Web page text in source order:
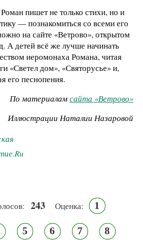
пишет не только стихи, но и
— познакомиться со всеми его
на сайте «Ветрово», открытом
А детей всё же лучше начинать
иеромонаха Романа, читая
«Светел дом», «Святорусье» и,
его песнопения.
По материаламсайта «Ветрово»
Иллюстрации Наталии Назаровой
243 Оценка: 1
5 6 7 8